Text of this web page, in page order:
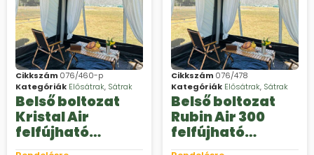
Cikkszám 076/460-p
Kategóriák Elősátrak, Sátrak
Belső boltozat
Kristal Air
felfújható
részsátorhoz
Cikkszám 076/478
Kategóriák Elősátrak, Sátrak
Belső boltozat
Rubin Air 300
felfújható
részsátorhoz